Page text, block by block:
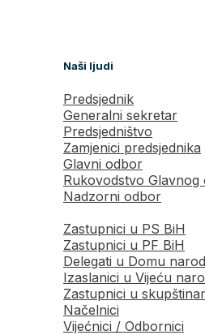
Naši ljudi
Predsjednik
Generalni sekretar
Predsjedništvo
Zamjenici predsjednika
Glavni odbor
Rukovodstvo Glavnog
Nadzorni odbor
Zastupnici u PS BiH
Zastupnici u PF BiH
Delegati u Domu
Izaslanici u Vijeću
Zastupnici u
Načelnici
Vijećnici / Odbornici